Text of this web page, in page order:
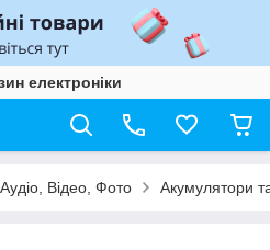
електроніки
Аудіо, Відео, Фото Акумулятори